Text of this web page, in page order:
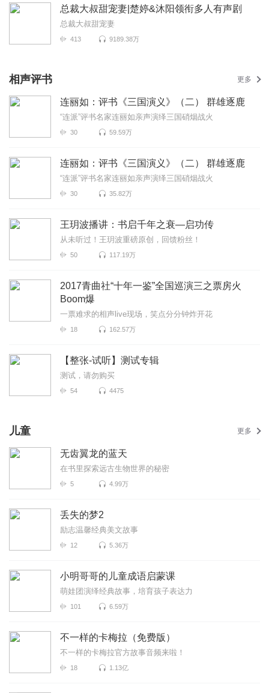
总裁大叔甜宠妻|楚婷&沐阳领衔多人有声剧
总裁大叔甜宠妻
413 9189.38万
相声评书 更多
连丽如：评书《三国演义》（二） 群雄逐鹿
“连派”评书名家连丽如亲声演绎三国硝烟战火
30 59.59万
连丽如：评书《三国演义》（二） 群雄逐鹿
“连派”评书名家连丽如亲声演绎三国硝烟战火
30 35.82万
王玥波播讲：书启千年之衰—启功传
从未听过！王玥波重磅原创，回馈粉丝！
50 117.19万
2017青曲社“十年一鉴”全国巡演三之票房火
Boom爆
一票难求的相声live现场，笑点分分钟炸开花
18 162.57万
【整张-试听】测试专辑
测试，请勿购买
54 4475
儿童 更多
无齿翼龙的蓝天
在书里探索远古生物世界的秘密
5 4.99万
丢失的梦2
励志温馨经典美文故事
12 5.36万
小明哥哥的儿童成语启蒙课
萌娃团演绎经典故事，培育孩子表达力
101 6.59万
不一样的卡梅拉（免费版）
不一样的卡梅拉官方故事音频来啦！
18 1.13亿